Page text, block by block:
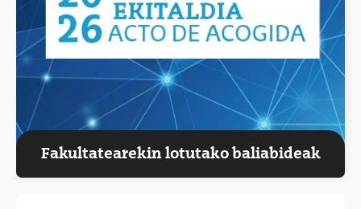
Fakultatearekin lotutako baliabideak